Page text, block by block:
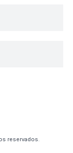
reservados.